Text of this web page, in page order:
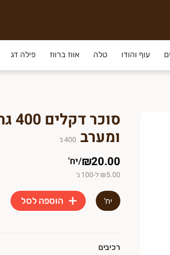
עוף והודו טלה אווז ברווז פילה דג
ומערב 400ג׳
₪20.00
/יח'
₪5.00 ל-100 ג׳
יח' הוספה לסל
רכיבים